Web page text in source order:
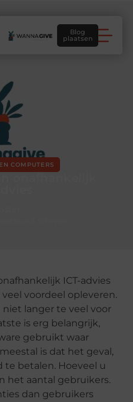
Blog
plaatsen
COMPUTERS
ICT-advies
voordeel opleveren.
langer te veel voor
is erg belangrijk,
gebruikt waar
is dat het geval,
te betalen. Hoeveel u
het aantal gebruikers.
dan gebruikers